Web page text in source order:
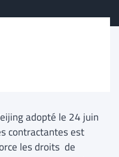
adopté le 24 juin
contractantes est
les droits de